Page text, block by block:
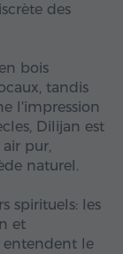
des
bois
tandis
l'impression
Dilijan est
pur,
naturel.
spirituels: les
et
entendent le